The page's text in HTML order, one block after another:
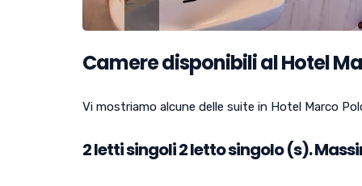
Camere disponibili al Hotel
Vi mostriamo alcune delle suite in Hotel Marco
2 letti singoli2letto singolo (s).